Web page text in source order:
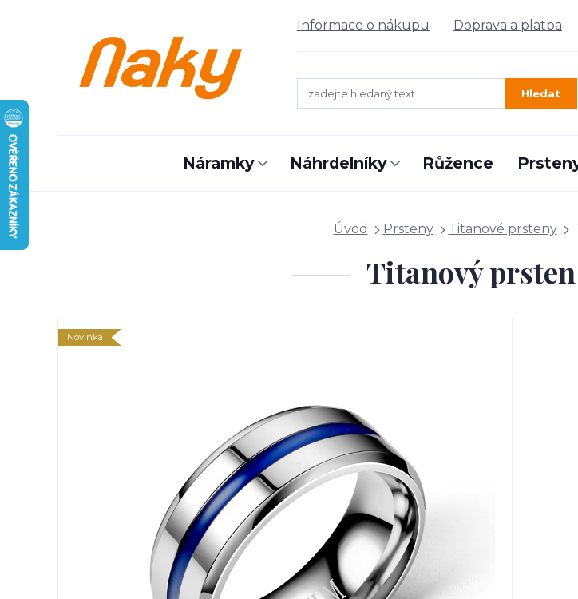
Informace o nákupu Doprava a platba
Hledat
Náramky Náhrdelníky Růžence
Úvod Prsteny Titanové prsteny
Titanový
Novinka